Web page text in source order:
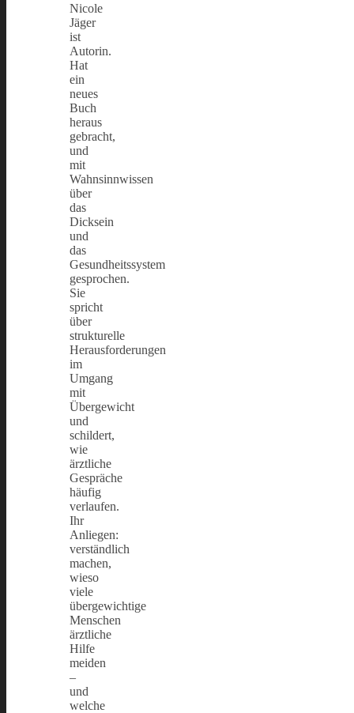
Nicole
Jäger
ist
Autorin.
Hat
ein
neues
Buch
heraus
gebracht,
und
mit
Wahnsinnwissen
über
das
Dicksein
und
das
Gesundheitssystem
gesprochen.
Sie
spricht
über
strukturelle
Herausforderungen
im
Umgang
mit
Übergewicht
und
schildert,
wie
ärztliche
Gespräche
häufig
verlaufen.
Ihr
Anliegen:
verständlich
machen,
wieso
viele
übergewichtige
Menschen
ärztliche
Hilfe
meiden
–
und
welche